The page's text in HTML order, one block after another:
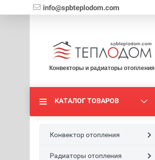
info@spbteplodom.com
Конвекторы и радиаторы отопления
КАТАЛОГ ТОВАРОВ
Конвектор отопления
Радиаторы отопления